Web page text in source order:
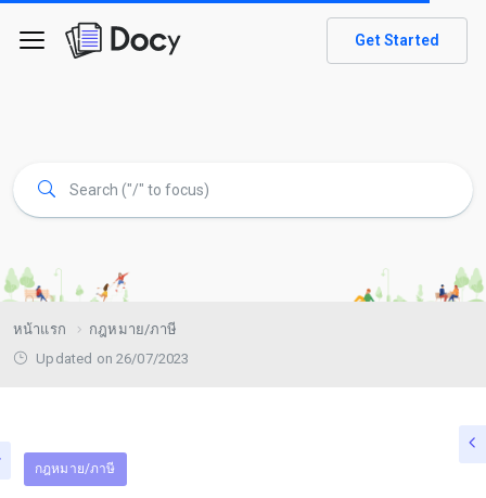
Get Started
หน้าแรก
กฎหมาย/ภาษี
Updated on 26/07/2023
กฎหมาย/ภาษี